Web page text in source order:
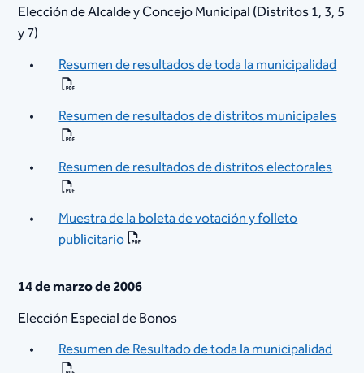
Elección de Alcalde y Concejo Municipal (Distritos 1, 3, 5
y 7)
Resumen de resultados de toda la municipalidad
Resumen de resultados de distritos municipales
Resumen de resultados de distritos electorales
Muestra de la boleta de votación y folleto
publicitario​
14 de marzo de 2006
Elección Especial de Bonos
Resumen de Resultado de toda la municipalidad